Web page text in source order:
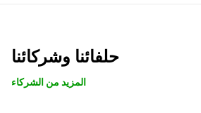
حلفائنا وشركائنا
المزيد من الشركاء